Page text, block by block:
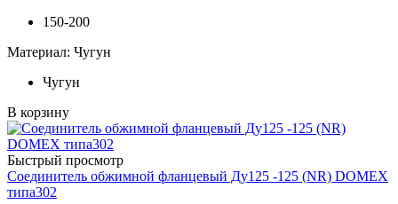
150-200
Материал: Чугун
Чугун
В корзину
Быстрый просмотр
Соединитель обжимной фланцевый Ду125 -125 (NR) DOMEX
типа302